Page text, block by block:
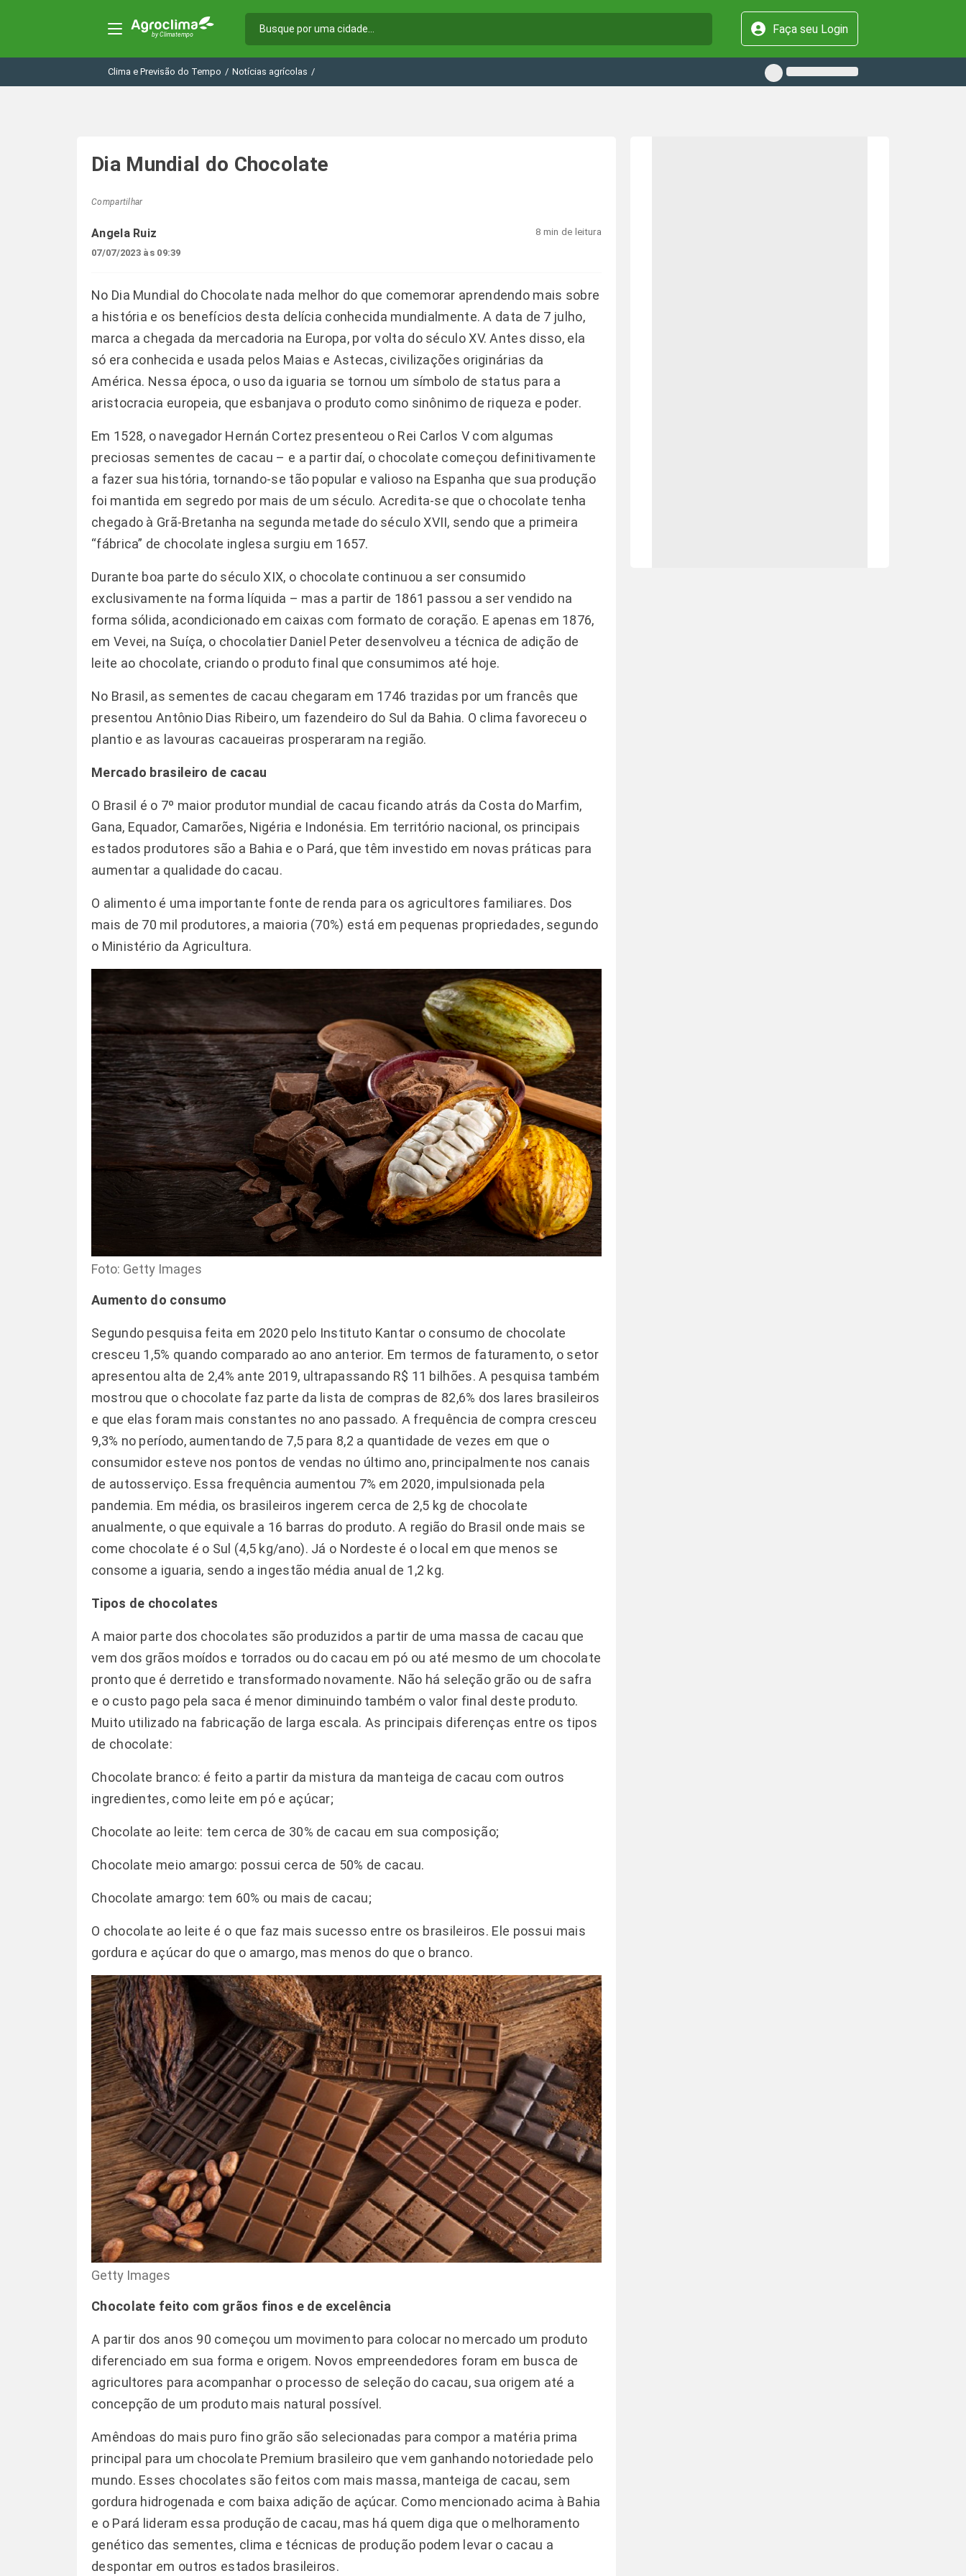
Faça seu Login
Clima e Previsão do Tempo / Notícias agrícolas /
Dia Mundial do Chocolate
Compartilhar
Angela Ruiz
07/07/2023 às 09:39
8 min de leitura
No Dia Mundial do Chocolate nada melhor do que comemorar aprendendo mais sobre
a história e os benefícios desta delícia conhecida mundialmente. A data de 7 julho,
marca a chegada da mercadoria na Europa, por volta do século XV. Antes disso, ela
só era conhecida e usada pelos Maias e Astecas, civilizações originárias da
América. Nessa época, o uso da iguaria se tornou um símbolo de status para a
aristocracia europeia, que esbanjava o produto como sinônimo de riqueza e poder.
Em 1528, o navegador Hernán Cortez presenteou o Rei Carlos V com algumas
preciosas sementes de cacau – e a partir daí, o chocolate começou definitivamente
a fazer sua história, tornando-se tão popular e valioso na Espanha que sua produção
foi mantida em segredo por mais de um século. Acredita-se que o chocolate tenha
chegado à Grã-Bretanha na segunda metade do século XVII, sendo que a primeira
“fábrica” de chocolate inglesa surgiu em 1657.
Durante boa parte do século XIX, o chocolate continuou a ser consumido
exclusivamente na forma líquida – mas a partir de 1861 passou a ser vendido na
forma sólida, acondicionado em caixas com formato de coração. E apenas em 1876,
em Vevei, na Suíça, o chocolatier Daniel Peter desenvolveu a técnica de adição de
leite ao chocolate, criando o produto final que consumimos até hoje.
No Brasil, as sementes de cacau chegaram em 1746 trazidas por um francês que
presentou Antônio Dias Ribeiro, um fazendeiro do Sul da Bahia. O clima favoreceu o
plantio e as lavouras cacaueiras prosperaram na região.
Mercado brasileiro de cacau
O Brasil é o 7º maior produtor mundial de cacau ficando atrás da Costa do Marfim,
Gana, Equador, Camarões, Nigéria e Indonésia. Em território nacional, os principais
estados produtores são a Bahia e o Pará, que têm investido em novas práticas para
aumentar a qualidade do cacau.
O alimento é uma importante fonte de renda para os agricultores familiares. Dos
mais de 70 mil produtores, a maioria (70%) está em pequenas propriedades, segundo
o Ministério da Agricultura.
Foto: Getty Images
Aumento do consumo
Segundo pesquisa feita em 2020 pelo Instituto Kantar o consumo de chocolate
cresceu 1,5% quando comparado ao ano anterior. Em termos de faturamento, o setor
apresentou alta de 2,4% ante 2019, ultrapassando R$ 11 bilhões. A pesquisa também
mostrou que o chocolate faz parte da lista de compras de 82,6% dos lares brasileiros
e que elas foram mais constantes no ano passado. A frequência de compra cresceu
9,3% no período, aumentando de 7,5 para 8,2 a quantidade de vezes em que o
consumidor esteve nos pontos de vendas no último ano, principalmente nos canais
de autosserviço. Essa frequência aumentou 7% em 2020, impulsionada pela
pandemia. Em média, os brasileiros ingerem cerca de 2,5 kg de chocolate
anualmente, o que equivale a 16 barras do produto. A região do Brasil onde mais se
come chocolate é o Sul (4,5 kg/ano). Já o Nordeste é o local em que menos se
consome a iguaria, sendo a ingestão média anual de 1,2 kg.
Tipos de chocolates
A maior parte dos chocolates são produzidos a partir de uma massa de cacau que
vem dos grãos moídos e torrados ou do cacau em pó ou até mesmo de um chocolate
pronto que é derretido e transformado novamente. Não há seleção grão ou de safra
e o custo pago pela saca é menor diminuindo também o valor final deste produto.
Muito utilizado na fabricação de larga escala. As principais diferenças entre os tipos
de chocolate:
Chocolate branco: é feito a partir da mistura da manteiga de cacau com outros
ingredientes, como leite em pó e açúcar;
Chocolate ao leite: tem cerca de 30% de cacau em sua composição;
Chocolate meio amargo: possui cerca de 50% de cacau.
Chocolate amargo: tem 60% ou mais de cacau;
O chocolate ao leite é o que faz mais sucesso entre os brasileiros. Ele possui mais
gordura e açúcar do que o amargo, mas menos do que o branco.
Getty Images
Chocolate feito com grãos finos e de excelência
A partir dos anos 90 começou um movimento para colocar no mercado um produto
diferenciado em sua forma e origem. Novos empreendedores foram em busca de
agricultores para acompanhar o processo de seleção do cacau, sua origem até a
concepção de um produto mais natural possível.
Amêndoas do mais puro fino grão são selecionadas para compor a matéria prima
principal para um chocolate Premium brasileiro que vem ganhando notoriedade pelo
mundo. Esses chocolates são feitos com mais massa, manteiga de cacau, sem
gordura hidrogenada e com baixa adição de açúcar. Como mencionado acima à Bahia
e o Pará lideram essa produção de cacau, mas há quem diga que o melhoramento
genético das sementes, clima e técnicas de produção podem levar o cacau a
despontar em outros estados brasileiros.